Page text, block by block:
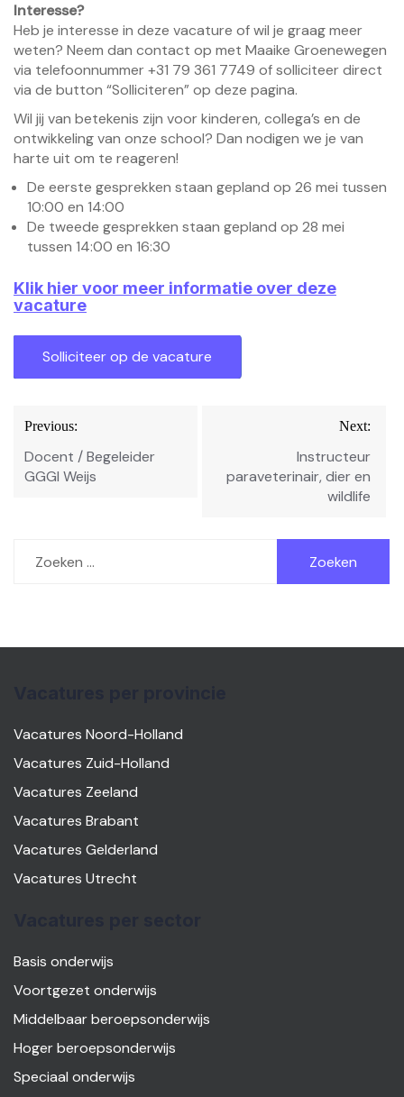
Interesse?
Heb je interesse in deze vacature of wil je graag meer
weten? Neem dan contact op met Maaike Groenewegen
via telefoonnummer +31 79 361 7749 of solliciteer direct
via de button “Solliciteren” op deze pagina.
Wil jij van betekenis zijn voor kinderen, collega’s en de
ontwikkeling van onze school? Dan nodigen we je van
harte uit om te reageren!
De eerste gesprekken staan gepland op 26 mei tussen
10:00 en 14:00
De tweede gesprekken staan gepland op 28 mei
tussen 14:00 en 16:30
Klik hier voor meer informatie over deze
vacature
Bericht
navigatie
Previous:
Docent / Begeleider
GGGI Weijs
Next:
Instructeur
paraveterinair, dier en
wildlife
naar:
Vacatures Noord-Holland
Vacatures Zuid-Holland
Vacatures Zeeland
Vacatures Brabant
Vacatures Gelderland
Vacatures Utrecht
Basis onderwijs
Voortgezet onderwijs
Middelbaar beroepsonderwijs
Hoger beroepsonderwijs
Speciaal onderwijs